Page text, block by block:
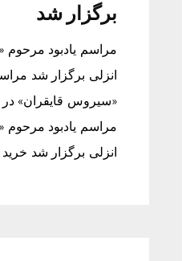
برگزار شد
مراسم یادبود مرحوم
انزلی برگزار شد
«سیروس قایقران» در
مراسم یادبود مرحوم
انزلی برگزار شد